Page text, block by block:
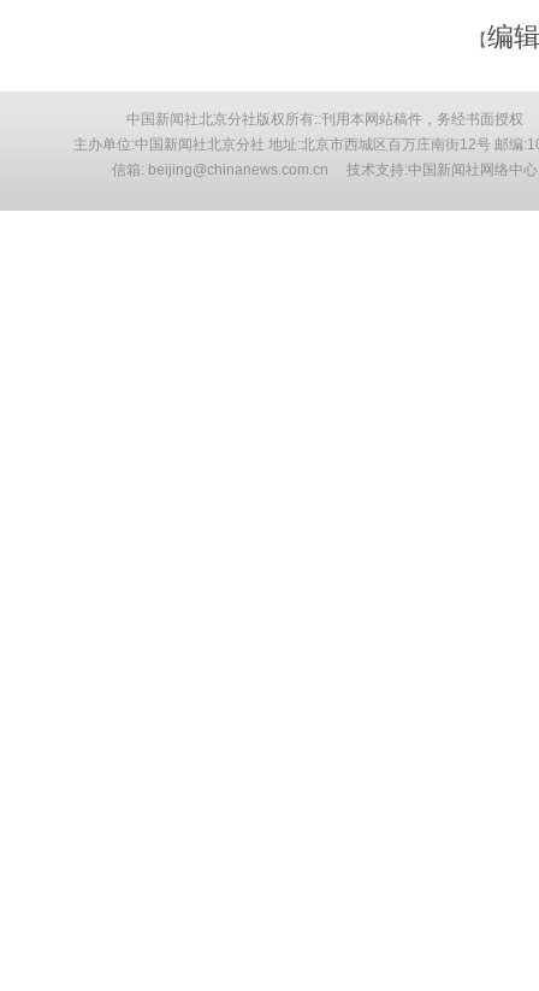
【编
中国新闻社北京分社版权所有::刊用本网站稿件，务经书面授权
主办单位:中国新闻社北京分社 地址:北京市西城区百万庄南街12号 邮编
信箱: beijing@chinanews.com.cn 技术支持:中国新闻社网络中心